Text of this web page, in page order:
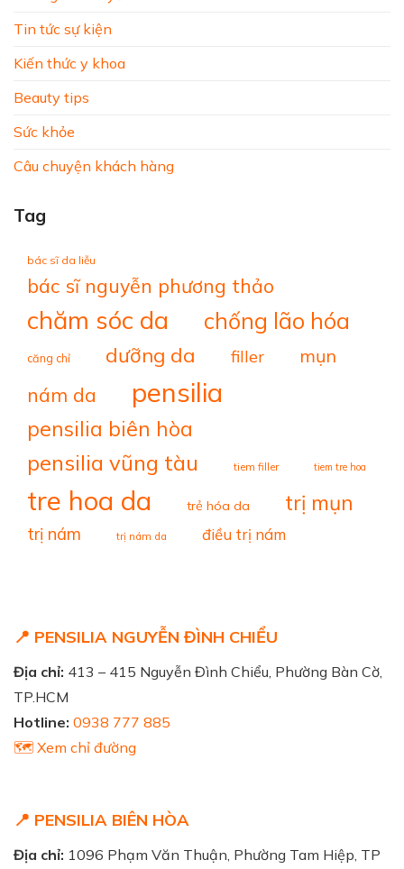
Tin tức sự kiện
Kiến thức y khoa
Beauty tips
Sức khỏe
Câu chuyện khách hàng
Tag
bác sĩ da liễu
bác sĩ nguyễn phương thảo
chăm sóc da chống lão hóa
căng chỉ dưỡng da filler mụn
nám da pensilia
pensilia biên hòa
pensilia vũng tàu tiem filler tiem tre hoa
tre hoa da trẻ hóa da trị mụn
trị nám trị nám da điều trị nám
📍 PENSILIA NGUYỄN ĐÌNH CHIỂU
Địa chỉ: 413 – 415 Nguyễn Đình Chiểu, Phường Bàn Cờ,
TP.HCM
Hotline: 0938 777 885
🗺️ Xem chỉ đường
📍 PENSILIA BIÊN HÒA
Địa chỉ: 1096 Phạm Văn Thuận, Phường Tam Hiệp, TP